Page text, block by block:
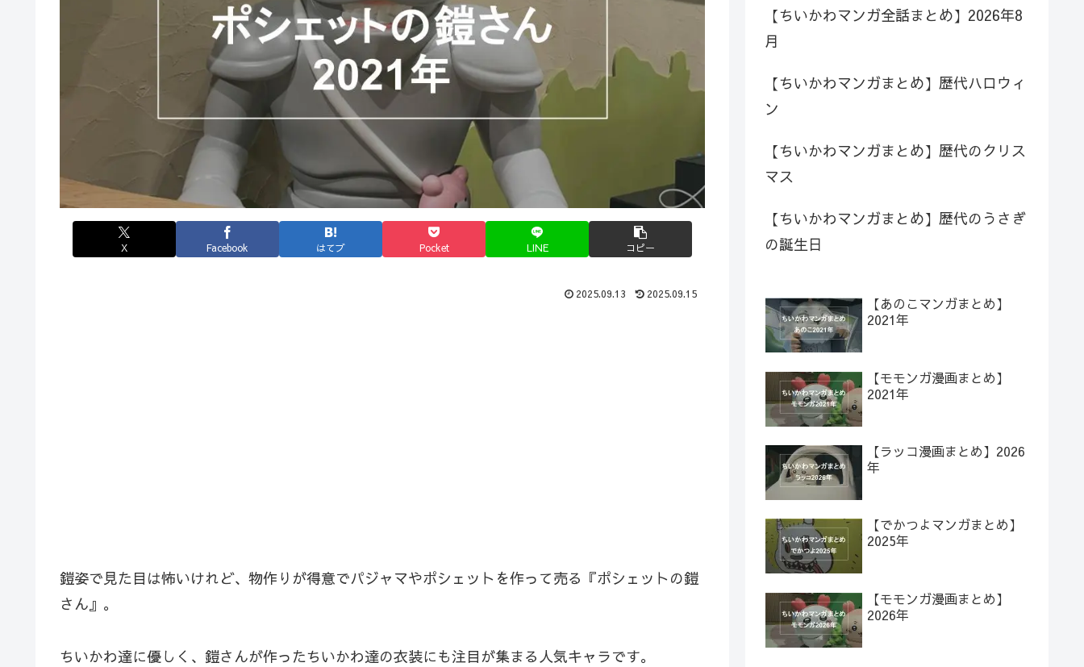
X Facebook はてブ Pocket LINE コピー
2025.09.13 2025.09.15
鎧姿で見た目は怖いけれど、物作りが得意でパジャマやポシェットを作って売る『ポシェットの鎧
さん』。
ちいかわ達に優しく、鎧さんが作ったちいかわ達の衣装にも注目が集まる人気キャラです。
【ちいかわマンガ全話まとめ】2026年8
月
【ちいかわマンガまとめ】歴代ハロウィ
ン
【ちいかわマンガまとめ】歴代のクリス
マス
【ちいかわマンガまとめ】歴代のうさぎ
の誕生日
【あのこマンガまとめ】
2021年
【モモンガ漫画まとめ】
2021年
【ラッコ漫画まとめ】2026
年
【でかつよマンガまとめ】
2025年
【モモンガ漫画まとめ】
2026年